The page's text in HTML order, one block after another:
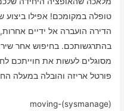
טופלה במקומכם! אפילו ביצוע
הדירה הועברה אל ידיים
בהתרגשותכם. בחיפוש אחר
מסוגלים לעשות את חוייתכם
פורטל אריזה והובלה במעלה
moving-(sysmanage)